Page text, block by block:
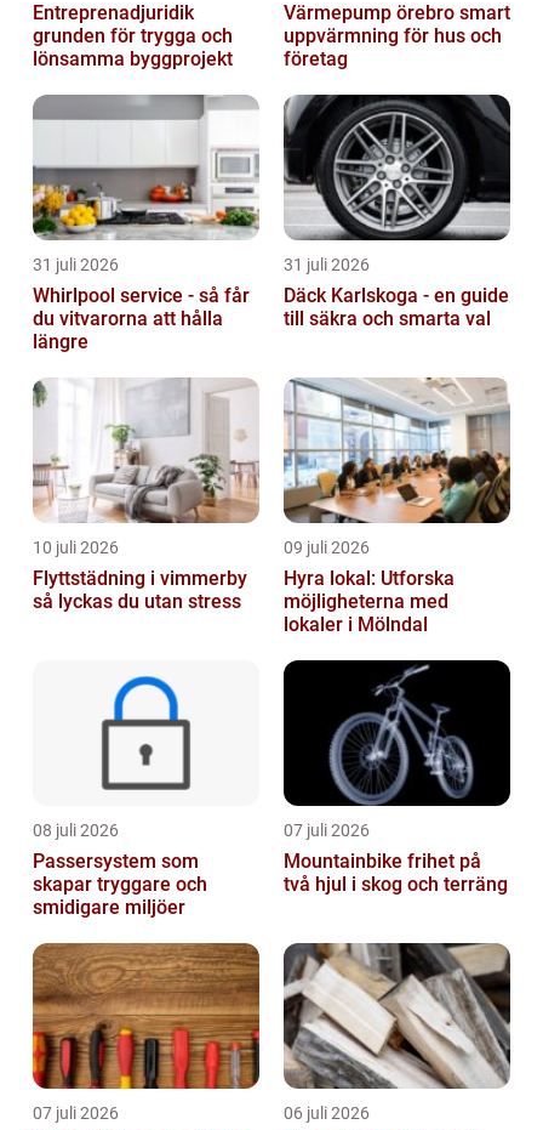
Entreprenadjuridik
grunden för trygga och
lönsamma byggprojekt
Värmepump örebro smart
uppvärmning för hus och
företag
31 juli 2026
Whirlpool service - så får
du vitvarorna att hålla
längre
31 juli 2026
Däck Karlskoga - en guide
till säkra och smarta val
10 juli 2026
Flyttstädning i vimmerby
så lyckas du utan stress
09 juli 2026
Hyra lokal: Utforska
möjligheterna med
lokaler i Mölndal
08 juli 2026
Passersystem som
skapar tryggare och
smidigare miljöer
07 juli 2026
Mountainbike frihet på
två hjul i skog och terräng
07 juli 2026 06 juli 2026